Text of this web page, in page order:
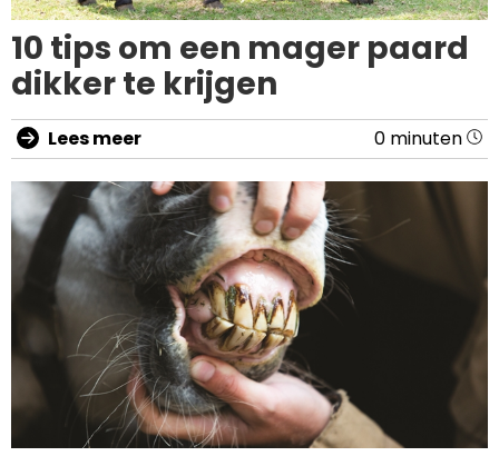
10 tips om een mager paard
dikker te krijgen
Lees meer 0 minuten